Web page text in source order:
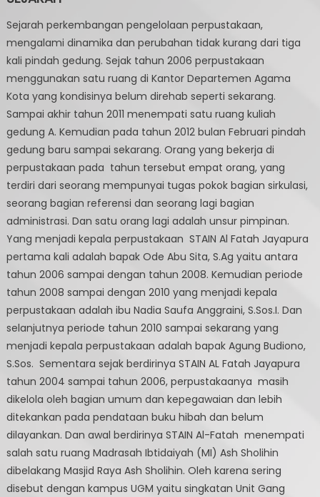
Sejarah perkembangan pengelolaan perpustakaan,
mengalami dinamika dan perubahan tidak kurang dari tiga
kali pindah gedung. Sejak tahun 2006 perpustakaan
menggunakan satu ruang di Kantor Departemen Agama
Kota yang kondisinya belum direhab seperti sekarang.
Sampai akhir tahun 2011 menempati satu ruang kuliah
gedung A. Kemudian pada tahun 2012 bulan Februari pindah
gedung baru sampai sekarang. Orang yang bekerja di
perpustakaan pada tahun tersebut empat orang, yang
terdiri dari seorang mempunyai tugas pokok bagian sirkulasi,
seorang bagian referensi dan seorang lagi bagian
administrasi. Dan satu orang lagi adalah unsur pimpinan.
Yang menjadi kepala perpustakaan STAIN Al Fatah Jayapura
pertama kali adalah bapak Ode Abu Sita, S.Ag yaitu antara
tahun 2006 sampai dengan tahun 2008. Kemudian periode
tahun 2008 sampai dengan 2010 yang menjadi kepala
perpustakaan adalah ibu Nadia Saufa Anggraini, S.Sos.I. Dan
selanjutnya periode tahun 2010 sampai sekarang yang
menjadi kepala perpustakaan adalah bapak Agung Budiono,
S.Sos. Sementara sejak berdirinya STAIN AL Fatah Jayapura
tahun 2004 sampai tahun 2006, perpustakaanya masih
dikelola oleh bagian umum dan kepegawaian dan lebih
ditekankan pada pendataan buku hibah dan belum
dilayankan. Dan awal berdirinya STAIN Al-Fatah menempati
salah satu ruang Madrasah Ibtidaiyah (MI) Ash Sholihin
dibelakang Masjid Raya Ash Sholihin. Oleh karena sering
disebut dengan kampus UGM yaitu singkatan Unit Gang